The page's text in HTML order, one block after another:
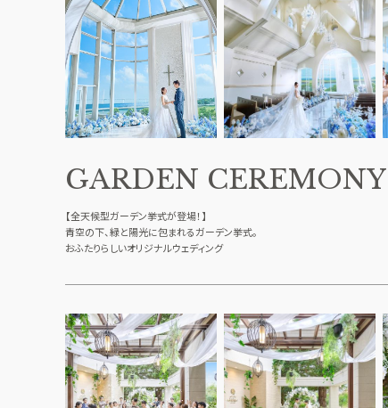
GARDEN CEREMONY
【全天候型ガーデン挙式が登場！】
青空の下、緑と陽光に包まれるガーデン挙式。
おふたりらしいオリジナルウェディング